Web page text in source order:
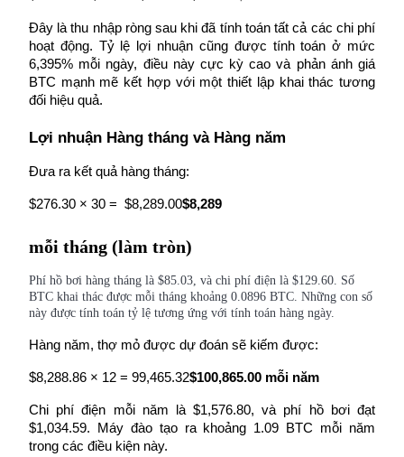
Staking
Lợi nhuận cao và truy cập ngay lập tức
Launchpool
Đặt cọc linh hoạt để kiếm được các token phổ biến.
Đây là thu nhập ròng sau khi đã tính toán tất cả các chi phí
hoạt động. Tỷ lệ lợi nhuận cũng được tính toán ở mức
6,395% mỗi ngày, điều này cực kỳ cao và phản ánh giá
BTC mạnh mẽ kết hợp với một thiết lập khai thác tương
đối hiệu quả.
Lợi nhuận Hàng tháng và Hàng năm
Đưa ra kết quả hàng tháng:
$276.30 × 30 =  $8,289.00$8,289
mỗi tháng (làm tròn)
Phí hồ bơi hàng tháng là $85.03, và chi phí điện là $129.60. Số
BTC khai thác được mỗi tháng khoảng 0.0896 BTC. Những con số
này được tính toán tỷ lệ tương ứng với tính toán hàng ngày.
Hàng năm, thợ mỏ được dự đoán sẽ kiếm được:
$8,288.86 × 12 = 99,465.32$100,865.00 mỗi năm
Chi phí điện mỗi năm là $1,576.80, và phí hồ bơi đạt
$1,034.59. Máy đào tạo ra khoảng 1.09 BTC mỗi năm
trong các điều kiện này.